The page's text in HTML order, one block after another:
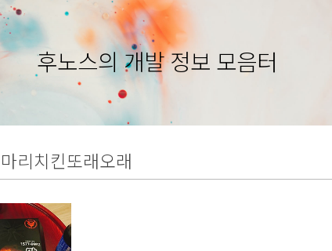
후노스의 개발 정보 모음터
리치킨또래오래